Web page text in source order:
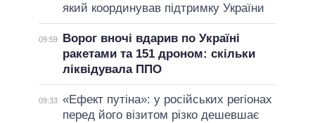
який координував підтримку України
09:59
Ворог вночі вдарив по Україні
ракетами та 151 дроном: скільки
ліквідувала ППО
09:33 «Ефект путіна»: у російських регіонах
перед його візитом різко дешевшає